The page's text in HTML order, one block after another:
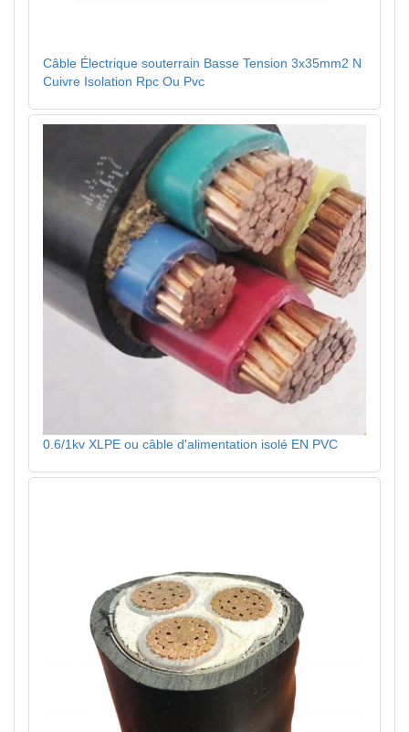
Câble Électrique souterrain Basse Tension 3x35mm2 N
Cuivre Isolation Rpc Ou Pvc
0.6/1kv XLPE ou câble d'alimentation isolé EN PVC